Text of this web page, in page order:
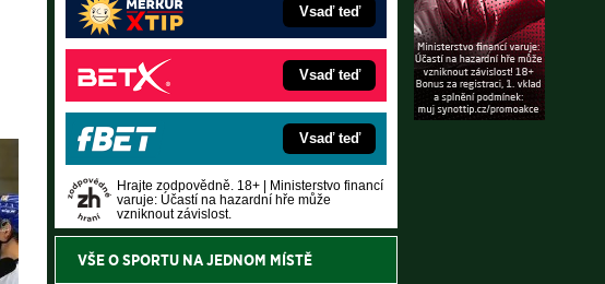
Vsaď teď
Vsaď teď
Vsaď teď
Hrajte zodpovědně. 18+ | Ministerstvo financí
varuje: Účastí na hazardní hře může
vzniknout závislost.
VŠE O SPORTU NA JEDNOM MÍSTĚ